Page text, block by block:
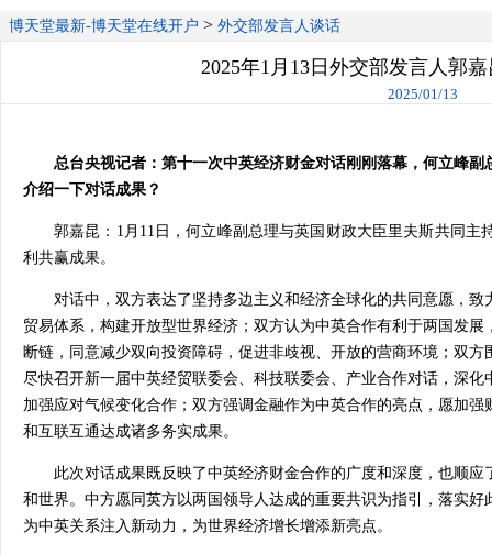
博天堂最新-博天堂在线开户 > 外交部发言人谈话
2025年1月13日外交部发言人郭
2025/01/13
总台央视记者：第十一次中英经济财金对话刚刚落幕，何立峰
介绍一下对话成果？
郭嘉昆：1月11日，何立峰副总理与英国财政大臣里夫斯共同主
利共赢成果。
对话中，双方表达了坚持多边主义和经济全球化的共同意愿，
贸易体系，构建开放型世界经济；双方认为中英合作有利于两国发
断链，同意减少双向投资障碍，促进非歧视、开放的营商环境；双
尽快召开新一届中英经贸联委会、科技联委会、产业合作对话，深
加强应对气候变化合作；双方强调金融作为中英合作的亮点，愿加
和互联互通达成诸多务实成果。
此次对话成果既反映了中英经济财金合作的广度和深度，也顺
和世界。中方愿同英方以两国领导人达成的重要共识为指引，落实
为中英关系注入新动力，为世界经济增长增添新亮点。